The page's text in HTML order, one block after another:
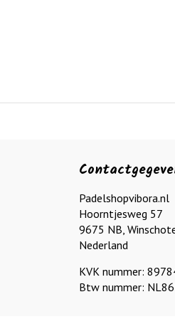
Padelshopvibora.nl
Hoorntjesweg 57
9675 NB,
Nederland
KVK nummer:
Btw nummer: